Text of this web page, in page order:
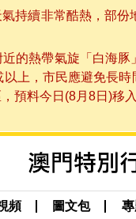
持續非常酷熱，部
的熱帶氣旋「白海
上，市民應避免長
預料今日(8月8日)
頻 圖文包